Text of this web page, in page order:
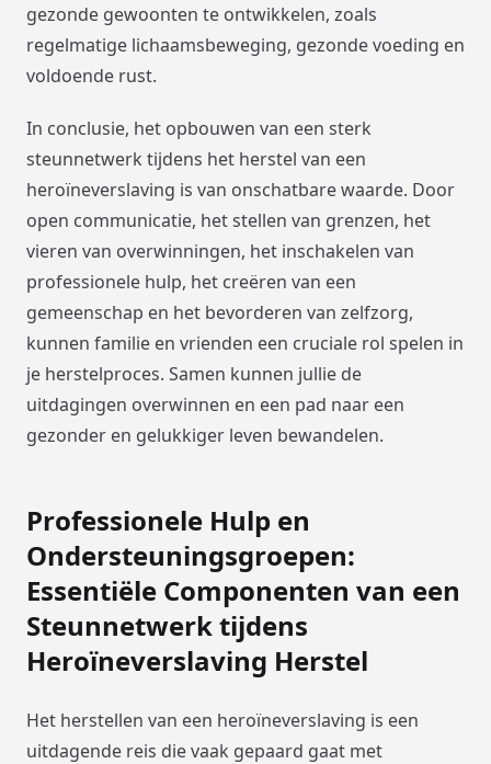
gezonde gewoonten te ontwikkelen, zoals
regelmatige lichaamsbeweging, gezonde voeding en
voldoende rust.
In conclusie, het opbouwen van een sterk
steunnetwerk tijdens het herstel van een
heroïneverslaving is van onschatbare waarde. Door
open communicatie, het stellen van grenzen, het
vieren van overwinningen, het inschakelen van
professionele hulp, het creëren van een
gemeenschap en het bevorderen van zelfzorg,
kunnen familie en vrienden een cruciale rol spelen in
je herstelproces. Samen kunnen jullie de
uitdagingen overwinnen en een pad naar een
gezonder en gelukkiger leven bewandelen.
Professionele Hulp en
Ondersteuningsgroepen:
Essentiële Componenten van een
Steunnetwerk tijdens
Heroïneverslaving Herstel
Het herstellen van een heroïneverslaving is een
uitdagende reis die vaak gepaard gaat met